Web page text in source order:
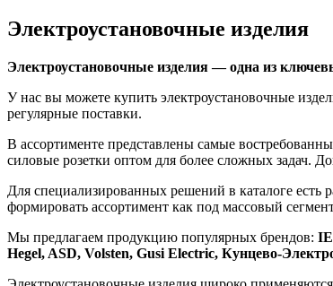
Электроустановочные изделия
Электроустановочные изделия — одна из
У нас вы можете купить электроустановочные
регулярные поставки.
В ассортименте представлены самые
силовые розетки оптом для более сложных задач.
Для специализированных решений в каталоге есть
формировать ассортимент как под массовый
Мы предлагаем продукцию популярных брендов:
Hegel, ASD, Volsten, Gusi Electric, Кунцево-